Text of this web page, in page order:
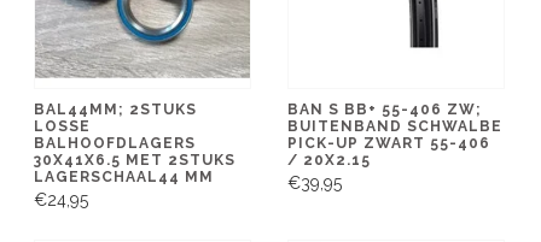
BAL44MM; 2STUKS
LOSSE
BALHOOFDLAGERS
30X41X6.5 MET 2STUKS
LAGERSCHAAL44 MM
€24,95
BAN S BB+ 55-406 ZW;
BUITENBAND SCHWALBE
PICK-UP ZWART 55-406
/ 20X2.15
€39,95